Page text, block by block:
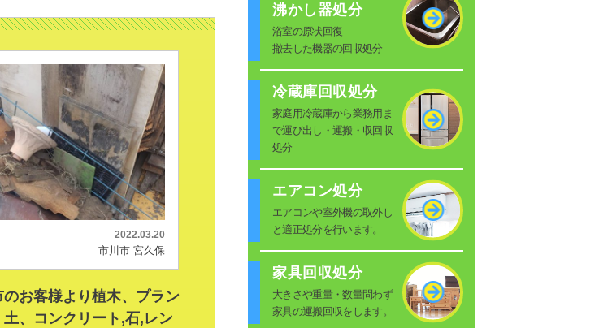
2022.03.20
市川市 宮久保
のお客様より植木、プラン
土、コンクリート,石,レン
沸かし器処分
浴室の原状回復
撤去した機器の回収処分
冷蔵庫回収処分
家庭用冷蔵庫から業務用ま
で運び出し・運搬・収回収
処分
エアコン処分
エアコンや室外機の取外し
と適正処分を行います。
家具回収処分
大きさや重量・数量問わず
家具の運搬回収をします。